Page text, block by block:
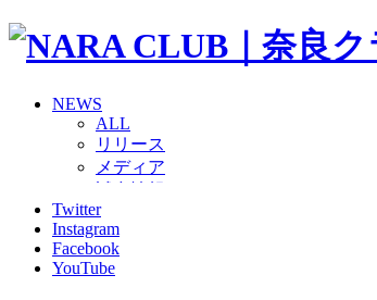
NEWS
ALL
リリース
メディア
グッズ
ファンコミュニティ
普及・育成
ホームタウン
Twitter
Instagram
Facebook
YouTube